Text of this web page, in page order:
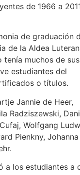
de 1966 a
de graduación
de la Aldea
tenía muchos de sus
estudiantes del
o títulos.
Jannie de Heer,
Radziszewski,
Wolfgang
Pienkny, Johanna
a los estudiantes a